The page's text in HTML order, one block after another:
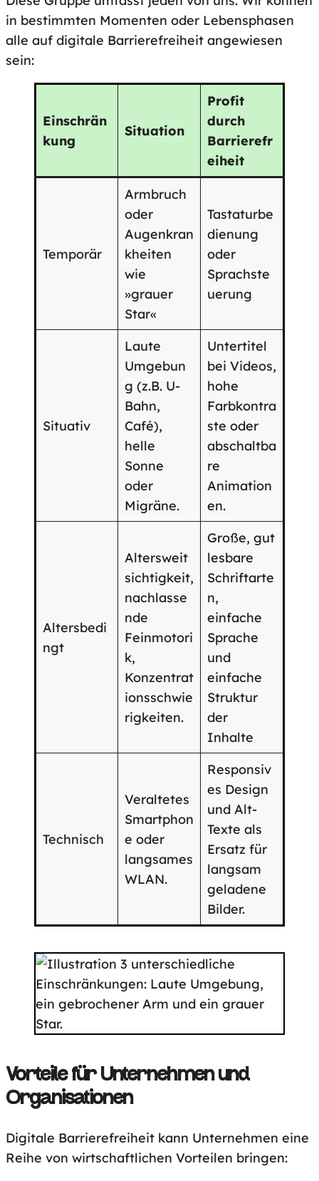
in bestimmten Momenten oder Lebensphasen
alle auf digitale Barrierefreiheit angewiesen
sein:
Einschrän
kung
Situation
Profit
durch
Barrierefr
eiheit
Temporär
Armbruch
oder
Augenkran
kheiten
wie
»grauer
Star«
Tastaturbe
dienung
oder
Sprachste
uerung
Situativ
Laute
Umgebun
g (z.B. U-
Bahn,
Café),
helle
Sonne
oder
Migräne.
Untertitel
bei Videos,
hohe
Farbkontra
ste oder
abschaltba
re
Animation
en.
Altersbedi
ngt
Altersweit
sichtigkeit,
nachlasse
nde
Feinmotori
k,
Konzentrat
ionsschwie
rigkeiten.
Große, gut
lesbare
Schriftarte
n,
einfache
Sprache
und
einfache
Struktur
der
Inhalte
Technisch
Veraltetes
Smartphon
e oder
langsames
WLAN.
Responsiv
es Design
und Alt-
Texte als
Ersatz für
langsam
geladene
Bilder.
Vorteile für Unternehmen und
Organisationen
Digitale Barrierefreiheit kann Unternehmen eine
Reihe von wirtschaftlichen Vorteilen bringen: